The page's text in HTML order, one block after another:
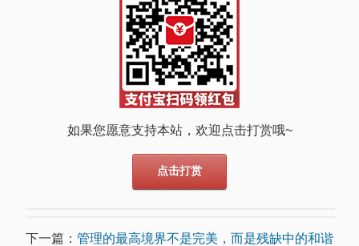
如果您愿意支持本站，欢迎点击打赏哦~
点击打赏
下一篇： 管理的最高境界不是完美，而是残缺中的和谐